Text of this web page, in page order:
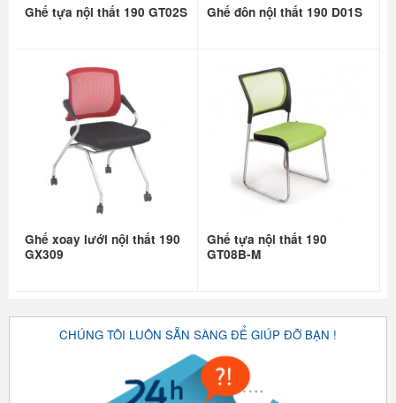
Ghế tựa nội thất 190 GT02S Ghế đôn nội thất 190 D01S
Ghế xoay lưới nội thất 190
GX309
Ghế tựa nội thất 190
GT08B-M
CHÚNG TÔI LUÔN SẴN SÀNG ĐỂ GIÚP ĐỠ BẠN !